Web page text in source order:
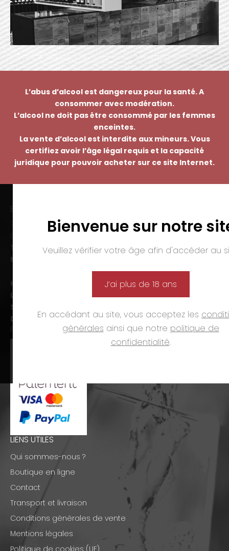
L’abus d’alcool est dangereux pour la santé. A
consommer avec modération.
L’alcool ne doit pas être consommé par les femmes
enceintes.
La vente d’alcool est interdite aux mineurs. Vous
certifiez avoir l’âge légal requis et la capacité
juridique pour pouvoir acheter sur ce site Internet.
Bienvenue sur notre
Veuillez vérifier votre âge afin d'accéder au
J’ai plus de 18 ans
En accédant au site, vous acceptez les
générales ainsi que notre politique de
confidentialité.
EMMANUEL NASTI
7 avenue Pierre Pflimlin – ZAC Espale
Tél. :
03 89 46 50 35
Mail :
Horaires d’ouverture :
Lun-ven. :
09h00-12h00 et 14h00-19h00
Sam. :
Dim. et jours fériés :fermé
PAIEMENTS
LIENS UTILES
Qui sommes-nous ?
Boutique en ligne
Contact
Transport et livraison
Conditions générales de vente
Mentions légales